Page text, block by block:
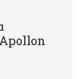
Apollon